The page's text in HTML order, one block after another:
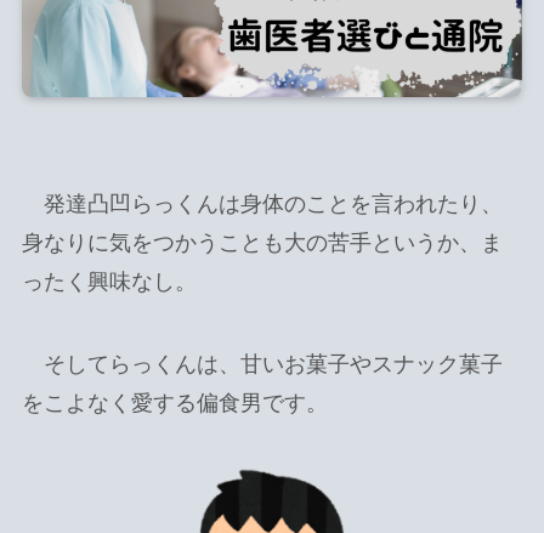
発達凸凹らっくんは身体のことを言われたり、
身なりに気をつかうことも大の苦手というか、ま
ったく興味なし。
そしてらっくんは、甘いお菓子やスナック菓子
をこよなく愛する偏食男です。